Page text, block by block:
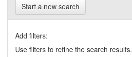
Start a new search
Add filters:
Use filters to refine the search results.